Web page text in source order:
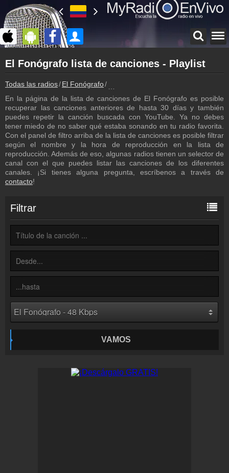
myradioenvivo.mx
El Fonógrafo
Atrás a la página de El Fonógrafo
Inicio de sesión
¡Crea una cuenta propia!
Programación
Los programas de El Fonógrafo
Contacto
¡Escríbenos!
Colaboración
Inserción de la radio
Inclúyelo a tu sitio web
El Fonógrafo lista de canciones - Playlist
Todas las radios El Fonógrafo
En la página de la lista de canciones de El Fonógrafo es posible
recuperar las canciones anteriores de hasta 30 días y también
puedes repetir la canción buscada con YouTube. Ya no debes
tener miedo de no saber qué estaba sonando en tu radio favorita.
Con el panel de filtro arriba de la lista de canciones es posible filtrar
según el nombre y la hora de reproducción en la lista de
reproducción. Además de eso, algunas radios tienen un selector de
canal con el que puedes listar las canciones de los diferentes
canales. ¡Si tienes alguna pregunta, escríbenos a través de
contacto!
Filtrar
VAMOS